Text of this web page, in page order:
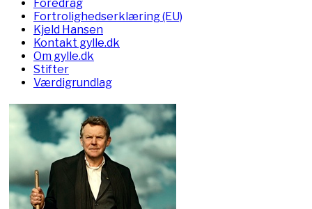
Foredrag
Fortrolighedserklæring (EU)
Kjeld Hansen
Kontakt gylle.dk
Om gylle.dk
Stifter
Værdigrundlag